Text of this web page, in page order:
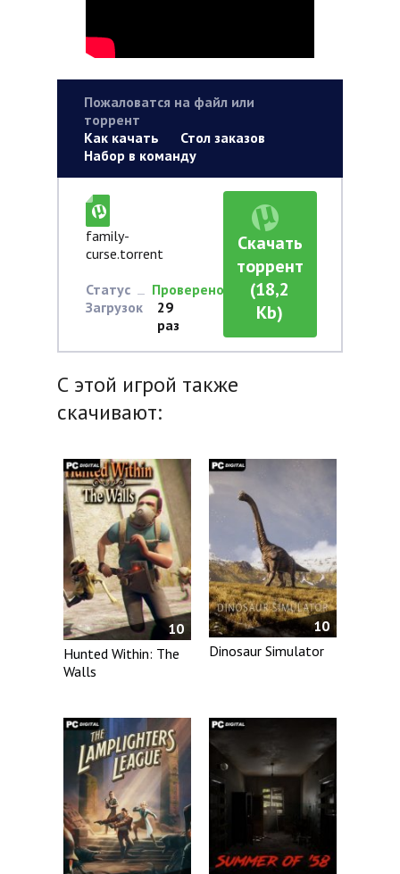
Пожаловатся на файл или
торрент
Как качать
Стол заказов
Набор в команду
family-
curse.torrent
Статус
Проверено
Загрузок
29
раз
Скачать
торрент
(18,2
Kb)
С этой игрой также
скачивают:
10
Hunted Within: The
Walls
10
Dinosaur Simulator